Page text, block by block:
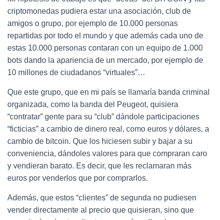
criptomonedas pudiera estar una asociación, club de
amigos o grupo, por ejemplo de 10.000 personas
repartidas por todo el mundo y que además cada uno de
estas 10.000 personas contaran con un equipo de 1.000
bots dando la apariencia de un mercado, por ejemplo de
10 millones de ciudadanos “virtuales”…
Que este grupo, que en mi país se llamaría banda criminal
organizada, como la banda del Peugeot, quisiera
“contratar” gente para su “club” dándole participaciones
“ficticias” a cambio de dinero real, como euros y dólares, a
cambio de bitcoin. Que los hiciesen subir y bajar a su
conveniencia, dándoles valores para que compraran caro
y vendieran barato. Es decir, que les reclamaran más
euros por venderlos que por comprarlos.
Además, que estos “clientes” de segunda no pudiesen
vender directamente al precio que quisieran, sino que